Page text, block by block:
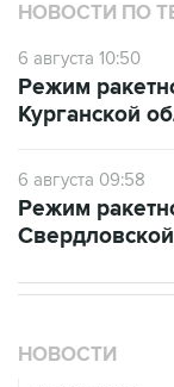
НОВОСТИ ПО
6 августа 10:50
Режим
Курганской
6 августа 09:58
Режим
НОВОСТИ